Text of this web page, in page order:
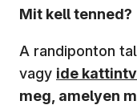
Mit kell tenned?
A randiponton
vagy (új
ide
meg, amelyen